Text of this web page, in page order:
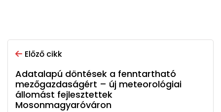
Előző cikk
Adatalapú döntések a fenntartható
mezőgazdaságért – új meteorológiai
állomást fejlesztettek
Mosonmagyaróváron